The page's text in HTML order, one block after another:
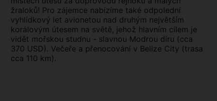
žraloků! Pro zájemce nabízíme také odpolední
vyhlídkový let avionetou nad druhým největším
korálovým útesem na světě, jehož hlavním cílem je
vidět mořskou studnu - slavnou Modrou díru (cca
370 USD). Večeře a přenocování v Belize City (trasa
cca 110 km).